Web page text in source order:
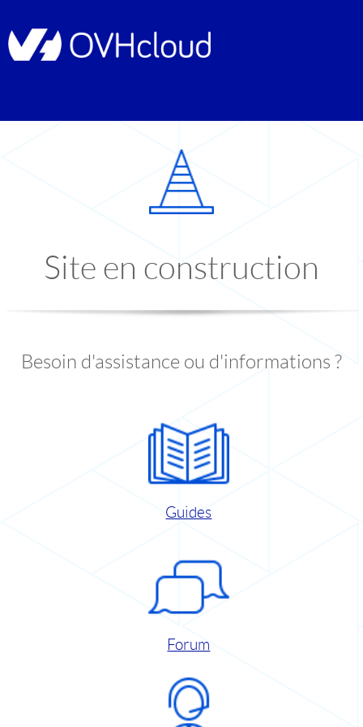
Site en construction
Besoin d'assistance ou d'informations ?
Guides
Forum